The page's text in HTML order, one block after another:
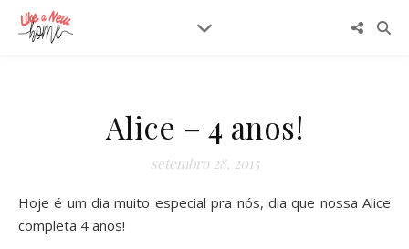
Alice – 4 anos!
setembro 28, 2015
Hoje é um dia muito especial pra nós, dia que nossa Alice
completa 4 anos!